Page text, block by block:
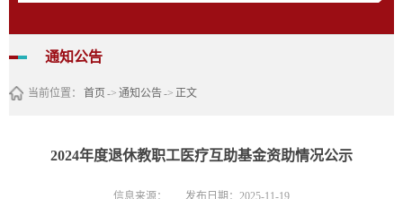
通知公告
当前位置： 首页 -> 通知公告-> 正文
2024年度退休教职工医疗互助基金资助情况公示